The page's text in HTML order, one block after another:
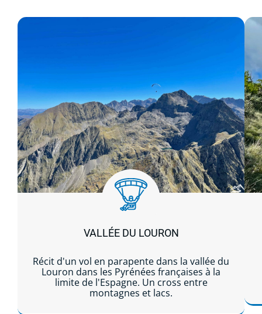
VALLÉE DU LOURON
Récit d'un vol en parapente dans la vallée du
Louron dans les Pyrénées françaises à la
limite de l'Espagne. Un cross entre
montagnes et lacs.